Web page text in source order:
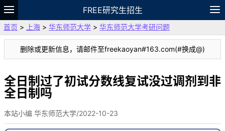
FREE研究生招生
题库
故事 专题 APP 笔记
论坛
VIP
资料
首页 > 上海 > 华东师范大学 > 华东师范大学考研问题
删除或更新信息，请邮件至freekaoyan#163.com(#换成@)
全日制过了初试分数线复试没过调剂到非
全日制吗
本站小编 华东师范大学/2022-10-23